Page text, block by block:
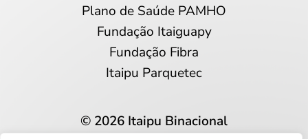
Plano de Saúde PAMHO
Fundação Itaiguapy
Fundação Fibra
Itaipu Parquetec
© 2026 Itaipu Binacional